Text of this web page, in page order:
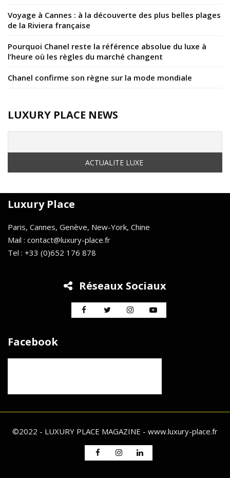
Voyage à Cannes : à la découverte des plus belles plages
de la Riviera française
Pourquoi Chanel reste la référence absolue du luxe à
l’heure où les règles du marché changent
Chanel confirme son règne sur la mode mondiale
LUXURY PLACE NEWS
Luxury Place
Paris, Cannes, Genève, New-York, Chine
Mail : contact@luxury-place.fr
Tel : +33 (0)652 176 878
Réseaux Sociaux
Facebook
©2022 - LUXURY PLACE MAGAZINE - www.luxury-place.fr